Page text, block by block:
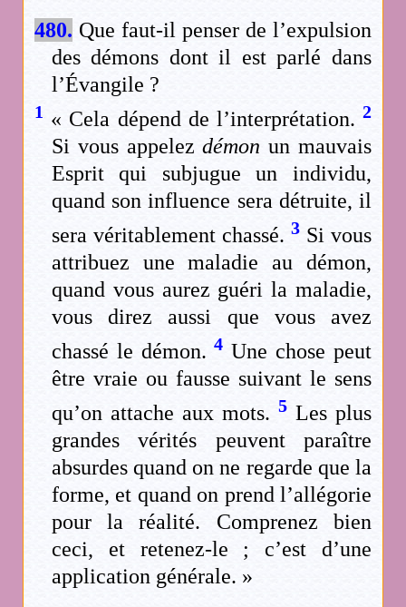
480. Que faut-il penser de l’expulsion
des démons dont il est parlé dans
l’Évangile ?
1 « Cela dépend de l’interprétation. 2
Si vous appelezdémon un mauvais
Esprit qui subjugue un individu,
quand son influence sera détruite, il
sera véritablement chassé. 3Si vous
attribuez une maladie au démon,
quand vous aurez guéri la maladie,
vous direz aussi que vous avez
chassé le démon.4 Une chose peut
être vraie ou fausse suivant le sens
qu’on attache aux mots. 5Les plus
grandes vérités peuvent paraître
absurdes quand on ne regarde que la
forme, et quand on prend l’allégorie
pour la réalité. Comprenez bien
ceci, et retenez-le ; c’est d’une
application générale. »